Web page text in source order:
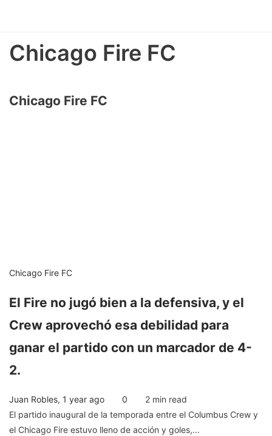
Chicago Fire FC
Chicago Fire FC
Chicago Fire FC
El Fire no jugó bien a la defensiva, y el
Crew aprovechó esa debilidad para
ganar el partido con un marcador de 4-
2.
Juan Robles, 1 year ago 0 2 min read
El partido inaugural de la temporada entre el Columbus Crew y
el Chicago Fire estuvo lleno de acción y goles,...